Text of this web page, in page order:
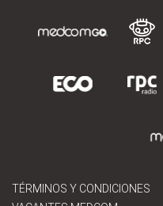
TÉRMINOS Y CONDICIONES